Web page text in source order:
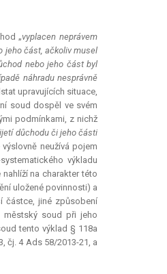
„vyplacen neprávem
jeho část, ačkoliv musel
nebo jeho část byl
náhradu nesprávně
upravujících situace,
soud dospěl ve svém
podmínkami, z nichž
důchodu či jeho části
neužívá pojem
výkladu
na charakter této
uložené povinnosti) a
částce, jiné způsobení
městský soud při jeho
tento výklad § 118a
čj. 4 Ads 58/2013-21, a